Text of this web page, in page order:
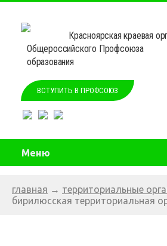
Красноярская краевая
Общероссийского Профсоюза
образования
ВСТУПИТЬ В ПРОФСОЮЗ
Меню
главная → территориальные
бирилюсская территориальная